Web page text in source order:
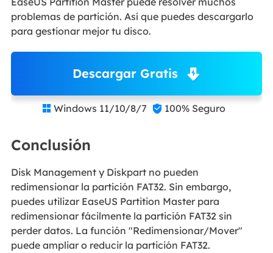
problemas de partición. Así que puedes descargarlo
para gestionar mejor tu disco.
Descargar Gratis
 Windows 11/10/8/7  100% Seguro
Conclusión
Disk Management y Diskpart no pueden
redimensionar la partición FAT32. Sin embargo,
puedes utilizar EaseUS Partition Master para
redimensionar fácilmente la partición FAT32 sin
perder datos. La función "Redimensionar/Mover"
puede ampliar o reducir la partición FAT32.